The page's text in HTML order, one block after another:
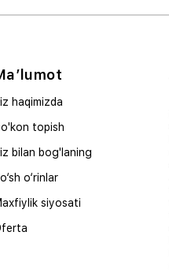
haqimizda
topish
bilan bog'laning
o‘rinlar
siyosati